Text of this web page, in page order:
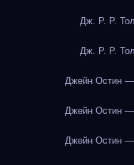
Дж. Р. Р.
Дж. Р. Р.
Джейн Остин —
Джейн Остин —
Джейн Остин —